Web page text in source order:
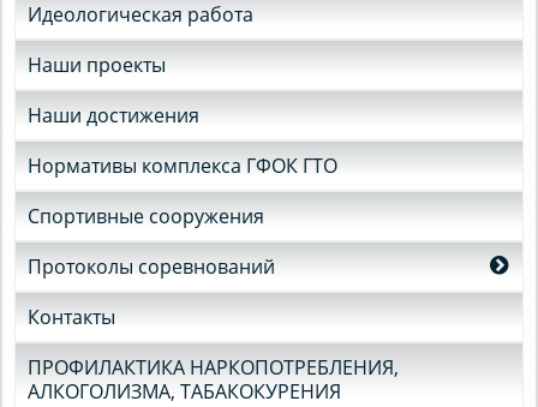
Идеологическая работа
Наши проекты
Наши достижения
Нормативы комплекса ГФОК ГТО
Спортивные сооружения
Протоколы соревнований
Контакты
ПРОФИЛАКТИКА НАРКОПОТРЕБЛЕНИЯ,
АЛКОГОЛИЗМА, ТАБАКОКУРЕНИЯ